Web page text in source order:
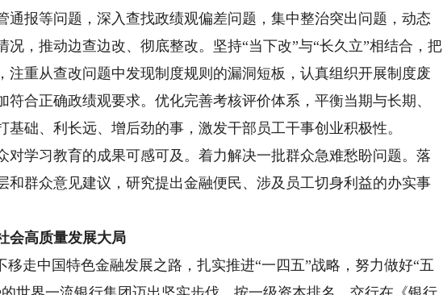
通报等问题，深入查找政绩观偏差问题，集中整治突出问题，动态
况，推动边查边改、彻底整改。坚持“当下改”与“长久立”相结合，把
注重从查改问题中发现制度规则的漏洞短板，认真组织开展制度废
合正确政绩观要求。优化完善考核评价体系，平衡当期与长期、
基础、利长远、增后劲的事，激发干部员工干事创业积极性。
学习教育的成果可感可及。着力解决一批群众急难愁盼问题。落
和群众意见建议，研究提出金融便民、涉及员工切身利益的办实事
会高质量发展大局
走中国特色金融发展之路，扎实推进“一四五”战略，努力做好“五